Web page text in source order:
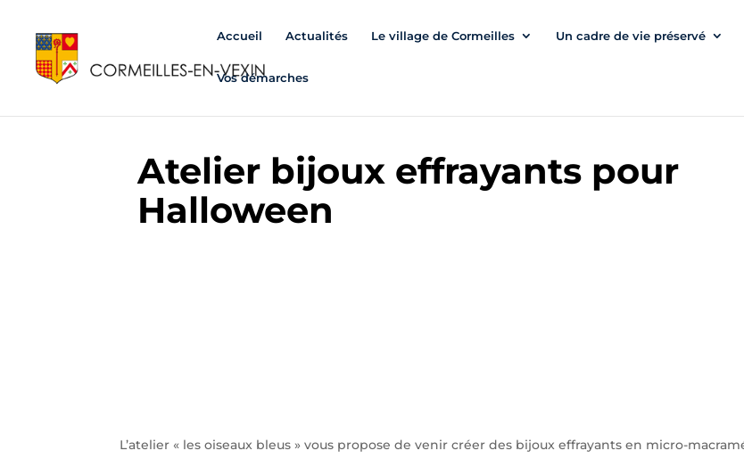
Accueil Actualités Le village de Cormeilles Un cadre de vie préservé
Vos démarches
Atelier bijoux effrayants pour
Halloween
L’atelier « les oiseaux bleus » vous propose de venir créer des bijoux effrayants en micro-